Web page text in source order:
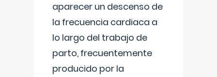
aparecer un descenso de
la frecuencia cardiaca a
lo largo del trabajo de
parto, frecuentemente
producido por la